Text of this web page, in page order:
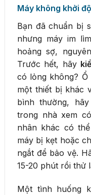
Máy không khởi
Bạn đã chuẩn bị
nhưng máy im
hoảng sợ,
Trước hết, hãy
có lỏng không?
một thiết bị khác
bình thường,
trong nhà xem
nhân khác có
máy bị kẹt hoặc
ngắt để bảo vệ.
15-20 phút rồi thử
Một tình huống